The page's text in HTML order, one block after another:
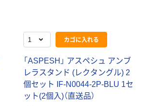
カゴに入れる
「ASPESH」 アスペシュ アンブ
レラスタンド (レクタングル) 2
個セット IF-N0044-2P-BLU 1セ
ット(2個入)（直送品）